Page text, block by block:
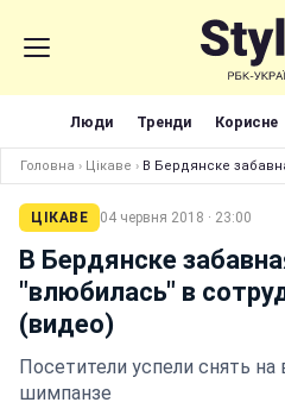
Люди Тренди Корисне
Головна › Цікаве › В Бердянске
ЦІКАВЕ 04 червня 2018 · 23:00
В Бердянске
"влюбилась" в
(видео)
Посетители успели снять
шимпанзе